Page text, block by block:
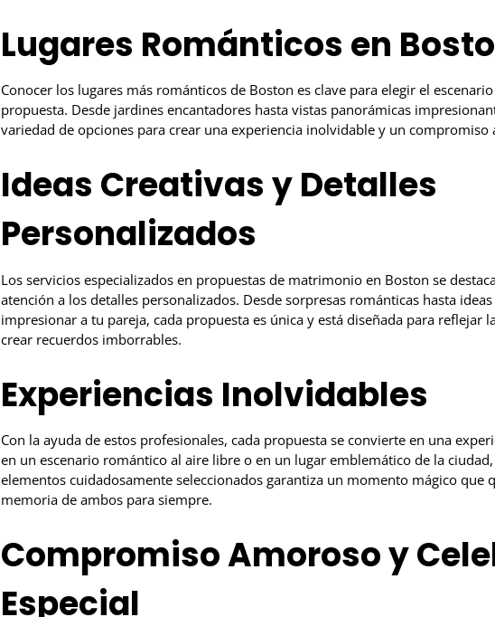
Lugares Románticos en
Conocer los lugares más románticos de Boston es clave para elegir el
propuesta. Desde jardines encantadores hasta vistas panorámicas
variedad de opciones para crear una experiencia inolvidable y un
Ideas Creativas y Detalles
Personalizados
Los servicios especializados en propuestas de matrimonio en Boston se
atención a los detalles personalizados. Desde sorpresas románticas hasta
impresionar a tu pareja, cada propuesta es única y está diseñada para reflejar
crear recuerdos imborrables.
Experiencias Inolvidables
Con la ayuda de estos profesionales, cada propuesta se convierte en una
en un escenario romántico al aire libre o en un lugar emblemático de la
elementos cuidadosamente seleccionados garantiza un momento mágico que
memoria de ambos para siempre.
Compromiso Amoroso y
Especial